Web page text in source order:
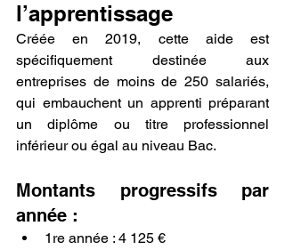
l’apprentissage
Créée en 2019, cette aide est
spécifiquement destinée aux
entreprises de moins de 250 salariés,
qui embauchent un apprenti préparant
un diplôme ou titre professionnel
inférieur ou égal au niveau Bac.
Montants progressifs par
année :
1re année : 4 125 €